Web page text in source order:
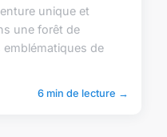
unique et
une forêt de
de
6 min de lecture →